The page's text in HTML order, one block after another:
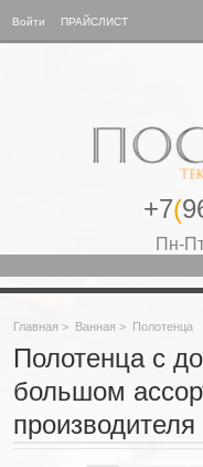
Войти ПРАЙСЛИСТ
+7(
Пн-
Главная > Ванная > Полотенца
Полотенца с
большом
производителя